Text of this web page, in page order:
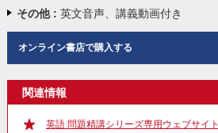
その他 : 英文音声、講義動画付き
オンライン書店で購入する
関連情報
英語 問題精講シリーズ専用ウェブサイト